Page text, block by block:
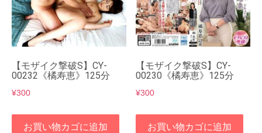
【モザイク撃破S】CY-
00232《橘寿恵》125分
¥300
お買い物カゴに追加
【モザイク撃破S】CY-
00230《橘寿恵》125分
¥300
お買い物カゴに追加